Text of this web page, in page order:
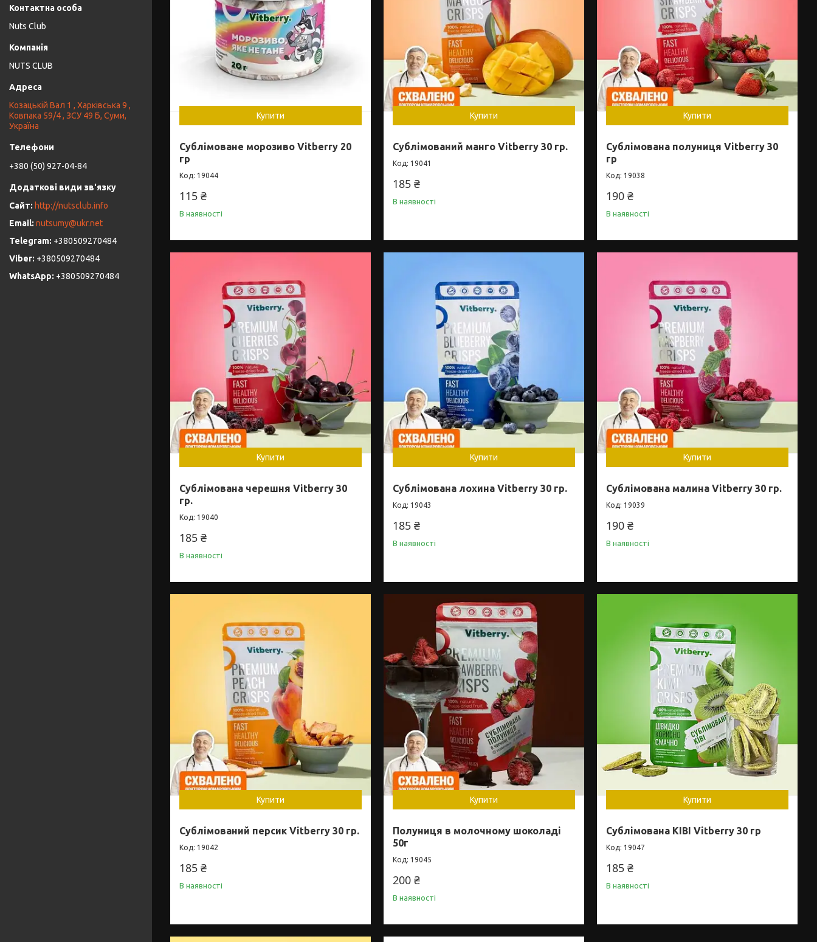
Купити
Сублімоване морозиво Vitberry 20
гр
19044
115 ₴
В наявності
Купити
Сублімований манго Vitberry 30 гр.
19041
185 ₴
В наявності
Купити
Сублімована полуниця Vitberry 30
гр
19038
190 ₴
В наявності
Купити
Сублімована черешня Vitberry 30
гр.
19040
185 ₴
В наявності
Купити
Сублімована лохина Vitberry 30 гр.
19043
185 ₴
В наявності
Купити
Сублімована малина Vitberry 30 гр.
19039
190 ₴
В наявності
Купити
Сублімований персик Vitberry 30 гр.
19042
185 ₴
В наявності
Купити
Полуниця в молочному шоколаді
50г
19045
200 ₴
В наявності
Купити
Сублімована КІВІ Vitberry 30 гр
19047
185 ₴
В наявності
Nuts Club
NUTS CLUB
Козацькій Вал 1 , Харківська 9 ,
Ковпака 59/4 , ЗСУ 49 Б, Суми,
Україна
+380 (50) 927-04-84
http://nutsclub.info
nutsumy@ukr.net
+380509270484
+380509270484
+380509270484